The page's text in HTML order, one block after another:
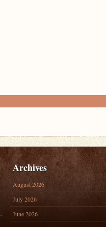
Archives
August 2026
July 2026
June 2026